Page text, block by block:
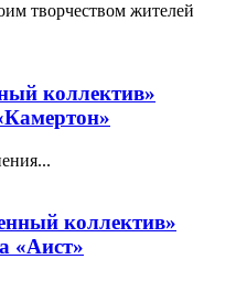
творчеством жителей
коллектив»
коллектив»
«Аист»